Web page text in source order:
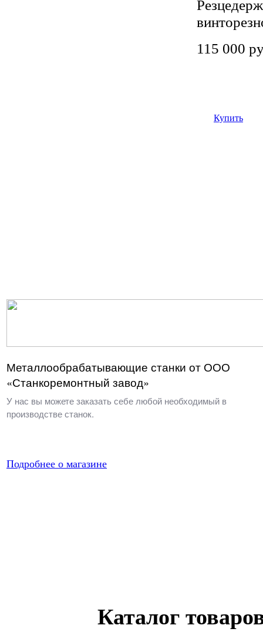
115 000
Купить
Металлообрабатывающие станки от ООО
«Станкоремонтный завод»
У нас вы можете заказать себе любой необходимый в
производстве станок.
Подробнее о магазине
Каталог